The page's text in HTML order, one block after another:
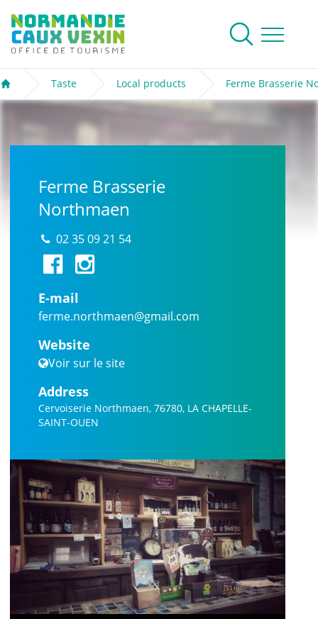
Normandie Caux Vexin
Menu
To research
Welcome
Taste Local products Ferme Brasserie
Ferme Brasserie
Northmaen
02 35 09 21 54
E-mail
ferme.northmaen@gmail.com
Website
Voir sur le site
Address
Cervoiserie Northmaen, 76780, LA CHAPELLE-
SAINT-OUEN